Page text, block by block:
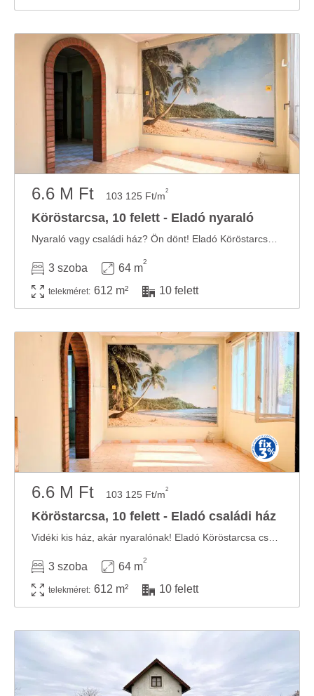
6.6 M Ft 103 125 Ft/m2
Köröstarcsa, 10 felett - Eladó nyaraló
3 szoba 64 m
2
telekméret: 612 m² 10 felett
6.6 M Ft 103 125 Ft/m2
Köröstarcsa, 10 felett - Eladó családi ház
3 szoba 64 m
2
telekméret: 612 m² 10 felett